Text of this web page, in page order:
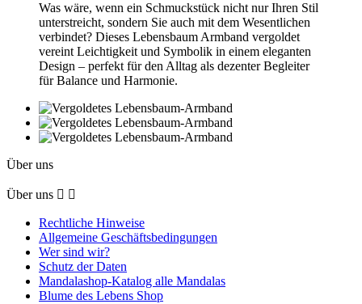
Was wäre, wenn ein Schmuckstück nicht nur Ihren Stil
unterstreicht, sondern Sie auch mit dem Wesentlichen
verbindet? Dieses Lebensbaum Armband vergoldet
vereint Leichtigkeit und Symbolik in einem eleganten
Design – perfekt für den Alltag als dezenter Begleiter
für Balance und Harmonie.
Über uns
Über uns  
Rechtliche Hinweise
Allgemeine Geschäftsbedingungen
Wer sind wir?
Schutz der Daten
Mandalashop-Katalog alle Mandalas
Blume des Lebens Shop